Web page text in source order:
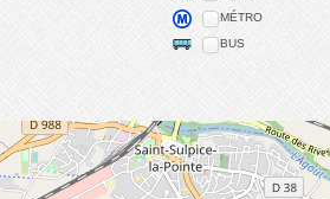
MÉTRO
BUS